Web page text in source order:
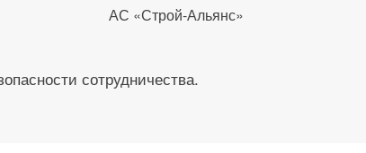
АС «Строй-Альянс»
сотрудничества.